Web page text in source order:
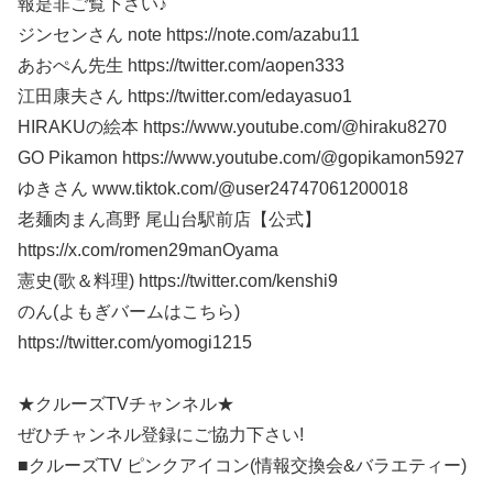
ジンセンさん note https://note.com/azabu11
あおぺん先生 https://twitter.com/aopen333
江田康夫さん https://twitter.com/edayasuo1
HIRAKUの絵本 https://www.youtube.com/@hiraku8270
GO Pikamon https://www.youtube.com/@gopikamon5927
ゆきさん www.tiktok.com/@user24747061200018
老麺肉まん髙野 尾山台駅前店【公式】
https://x.com/romen29manOyama
憲史(歌＆料理) https://twitter.com/kenshi9
のん(よもぎバームはこちら)
https://twitter.com/yomogi1215
★クルーズTVチャンネル★
ぜひチャンネル登録にご協力下さい!
■クルーズTV ピンクアイコン(情報交換会&バラエティー)